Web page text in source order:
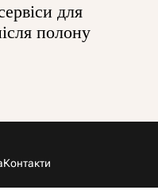
для
полону
Контакти